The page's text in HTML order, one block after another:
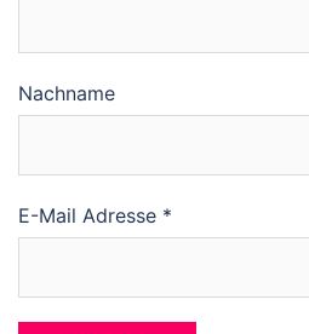
Nachname
E-Mail Adresse *